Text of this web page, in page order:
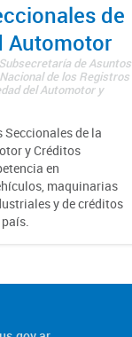
de
Automotor
de Asuntos
de los Registros
del Automotor y
de la
y Créditos
en
maquinarias
y de créditos